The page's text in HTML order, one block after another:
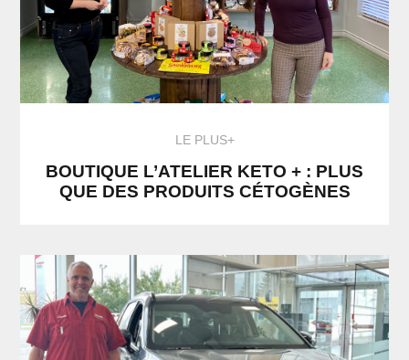
LE PLUS+
BOUTIQUE L’ATELIER KETO + : PLUS
QUE DES PRODUITS CÉTOGÈNES